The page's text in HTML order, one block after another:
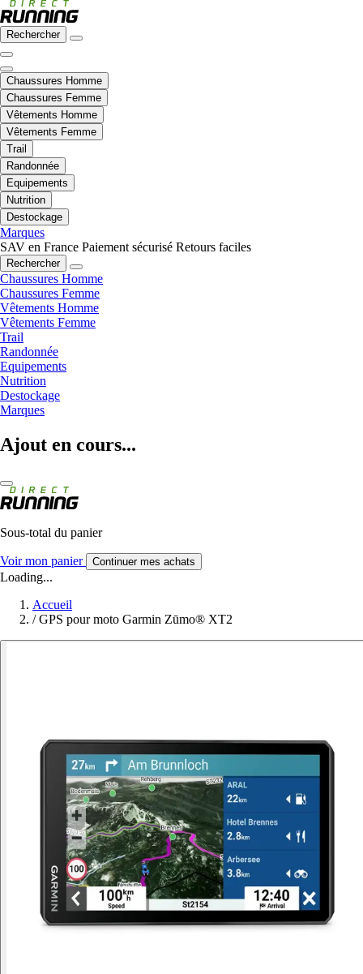
Rechercher
Chaussures Homme
Chaussures Femme
Vêtements Homme
Vêtements Femme
Trail
Randonnée
Equipements
Nutrition
Destockage
Marques
SAV en France Paiement sécurisé Retours faciles
Rechercher
Chaussures Homme
Chaussures Femme
Vêtements Homme
Vêtements Femme
Trail
Randonnée
Equipements
Nutrition
Destockage
Marques
Ajout en cours...
Sous-total du panier
Voir mon panier Continuer mes achats
Loading...
Accueil
/ GPS pour moto Garmin Zūmo® XT2